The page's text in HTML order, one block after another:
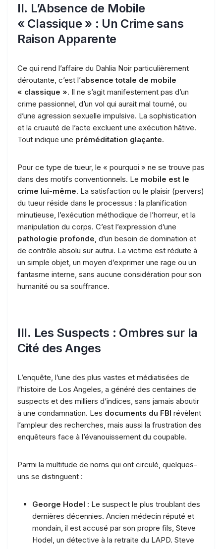
II. L’Absence de Mobile
« Classique » : Un Crime sans
Raison Apparente
Ce qui rend l’affaire du Dahlia Noir particulièrement
déroutante, c’est l’absence totale de mobile
« classique ». Il ne s’agit manifestement pas d’un
crime passionnel, d’un vol qui aurait mal tourné, ou
d’une agression sexuelle impulsive. La sophistication
et la cruauté de l’acte excluent une exécution hâtive.
Tout indique une préméditation glaçante.
Pour ce type de tueur, le « pourquoi » ne se trouve pas
dans des motifs conventionnels. Le mobile est le
crime lui-même. La satisfaction ou le plaisir (pervers)
du tueur réside dans le processus : la planification
minutieuse, l’exécution méthodique de l’horreur, et la
manipulation du corps. C’est l’expression d’une
pathologie profonde, d’un besoin de domination et
de contrôle absolu sur autrui. La victime est réduite à
un simple objet, un moyen d’exprimer une rage ou un
fantasme interne, sans aucune considération pour son
humanité ou sa souffrance.
III. Les Suspects : Ombres sur la
Cité des Anges
L’enquête, l’une des plus vastes et médiatisées de
l’histoire de Los Angeles, a généré des centaines de
suspects et des milliers d’indices, sans jamais aboutir
à une condamnation. Les documents du FBI révèlent
l’ampleur des recherches, mais aussi la frustration des
enquêteurs face à l’évanouissement du coupable.
Parmi la multitude de noms qui ont circulé, quelques-
uns se distinguent :
George Hodel : Le suspect le plus troublant des
dernières décennies. Ancien médecin réputé et
mondain, il est accusé par son propre fils, Steve
Hodel, un détective à la retraite du LAPD. Steve